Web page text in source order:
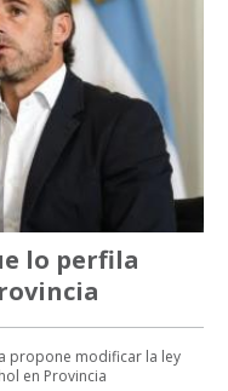
lo perfila
propone modificar la ley
en Provincia